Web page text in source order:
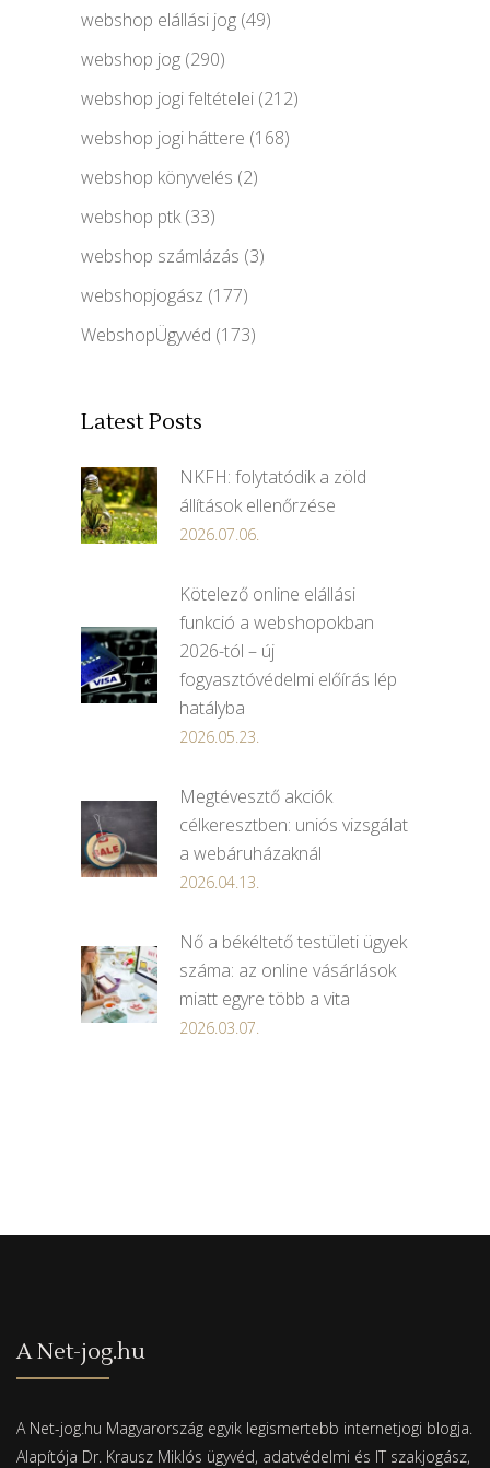
webshop elállási jog (49)
webshop jog (290)
webshop jogi feltételei (212)
webshop jogi háttere (168)
webshop könyvelés (2)
webshop ptk(33)
webshop számlázás (3)
webshopjogász (177)
WebshopÜgyvéd (173)
Latest Posts
NKFH: folytatódik a zöld
állítások ellenőrzése
2026.07.06.
Kötelező online elállási
funkció a webshopokban
2026-tól – új
fogyasztóvédelmi előírás lép
hatályba
2026.05.23.
Megtévesztő akciók
célkeresztben: uniós vizsgálat
a webáruházaknál
2026.04.13.
Nő a békéltető testületi ügyek
száma: az online vásárlások
miatt egyre több a vita
2026.03.07.
A Net-jog.hu
A Net-jog.hu Magyarország egyik legismertebb internetjogi blogja.
Alapítója Dr. Krausz Miklós ügyvéd, adatvédelmi és IT szakjogász,